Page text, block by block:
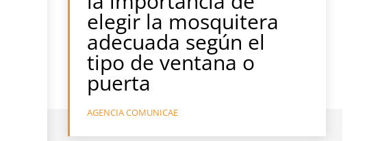
elegir la mosquitera
adecuada según el
tipo de ventana o
puerta
AGENCIA COMUNICAE